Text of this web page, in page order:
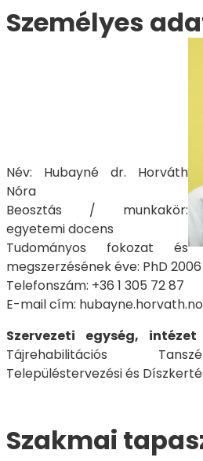
Név: Hubayné dr. Horváth
Nóra
Beosztás / munkakör:
egyetemi docens
Tudományos fokozat és
megszerzésének éve: PhD 2006
Telefonszám: +36 1 305 72 87
E-mail cím:
Szervezeti egység,
Tájrehabilitációs
Településtervezési és
Szakmai